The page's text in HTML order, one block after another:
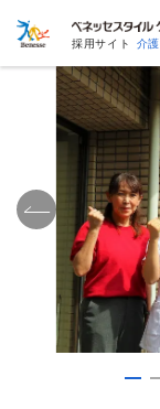
採用サイト 介護